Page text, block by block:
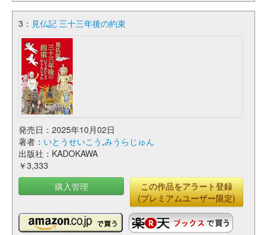
3： 見仏記 三十三年後の約束
発売日：2025年10月02日
著者： いとうせいこう ,みうらじゅん
出版社：KADOKAWA
￥3,333
購入管理
この作品をアラート登録
(プレミアムユーザー限定)